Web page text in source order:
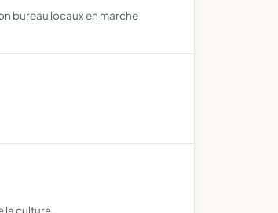
bureau locaux en marche
la culture.